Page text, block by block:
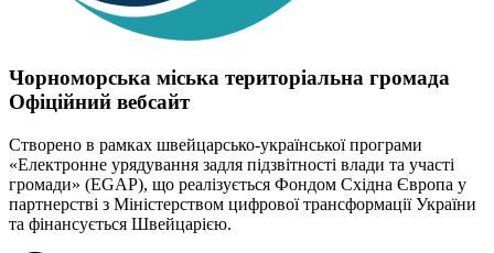
Чорноморська міська територіальна громада
Офіційний вебсайт
Створено в рамках швейцарсько-української програми
«Електронне урядування задля підзвітності влади та участі
громади» (EGAP), що реалізується Фондом Східна Європа у
партнерстві з Міністерством цифрової трансформації України
та фінансується Швейцарією.